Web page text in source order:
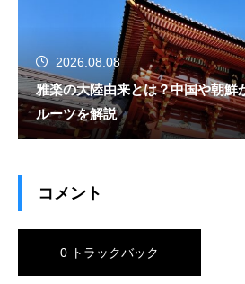
2026.08.08
雅楽の大陸由来とは？中国や朝鮮
ルーツを解説
コメント
0 トラックバック